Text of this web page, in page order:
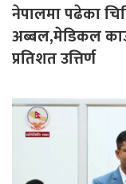
नेपालमा पढेका
अब्बल,मेडिकल
प्रतिशत उत्तिर्ण